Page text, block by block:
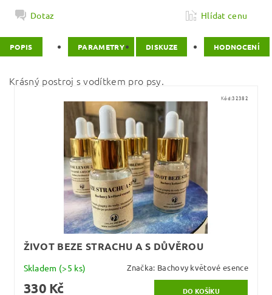
Dotaz Hlídat cenu
POPIS PARAMETRY DISKUZE HODNOCENÍ
Krásný postroj s vodítkem pro psy.
Kód:32382
ŽIVOT BEZE STRACHU A S DŮVĚROU
Skladem (>5 ks) Značka: Bachovy květové esence
330 Kč